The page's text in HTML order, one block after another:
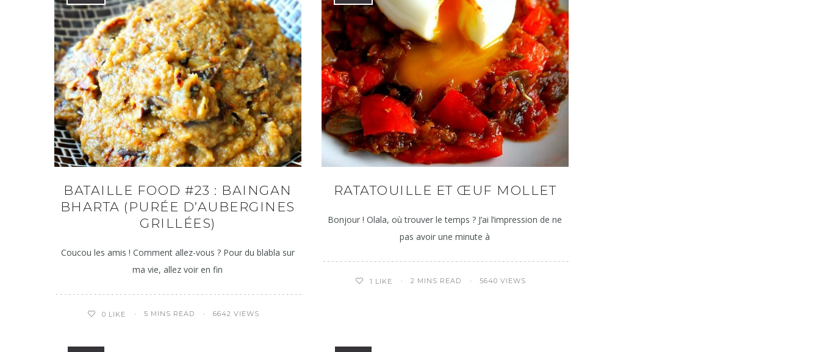
BATAILLE FOOD #23 : BAINGAN
BHARTA (PURÉE D’AUBERGINES
GRILLÉES)
Coucou les amis ! Comment allez-vous ? Pour du blabla sur
ma vie, allez voir en fin
0 LIKE 5 MINS READ 6642 VIEWS
RATATOUILLE ET ŒUF MOLLET
Bonjour ! Olala, où trouver le temps ? J’ai l’impression de ne
pas avoir une minute à
1 LIKE 2 MINS READ 5640 VIEWS